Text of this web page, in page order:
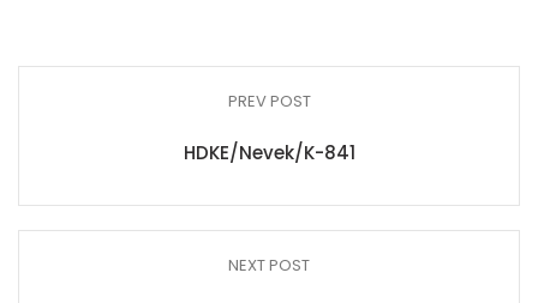
PREV POST
HDKE/Nevek/K-841
NEXT POST